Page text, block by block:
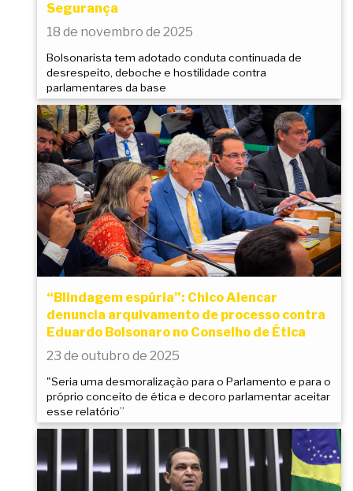
Segurança
18 de novembro de 2025
Bolsonarista tem adotado conduta continuada de
desrespeito, deboche e hostilidade contra
parlamentares da base
“Blindagem espúria”: Chico Alencar
denuncia arquivamento de processo contra
Eduardo Bolsonaro no Conselho de Ética
23 de outubro de 2025
"Seria uma desmoralização para o Parlamento e para o
próprio conceito de ética e decoro parlamentar aceitar
esse relatório”